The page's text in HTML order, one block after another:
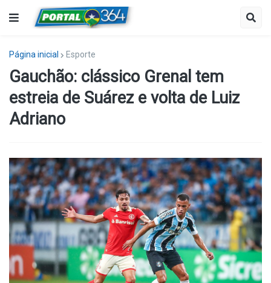
Página inicial Esporte
Gauchão: clássico Grenal tem
estreia de Suárez e volta de Luiz
Adriano